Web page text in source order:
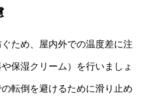
ため、屋内外での温度差に注
保湿クリーム）を行いましょ
転倒を避けるために滑り止め